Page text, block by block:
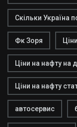
Скільки Україна
Фк Зоря
Ціни на нафту на
Ціни на нафту
автосервис